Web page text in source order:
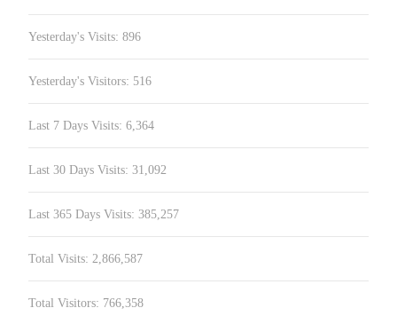
Yesterday's Visits: 896
Yesterday's Visitors: 516
Last 7 Days Visits: 6,364
Last 30 Days Visits: 31,092
Last 365 Days Visits: 385,257
Total Visits: 2,866,587
Total Visitors: 766,358